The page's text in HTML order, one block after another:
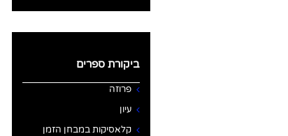
ביקורת ספרים
פרוזה
עיון
קלאסיקות במבחן הזמן